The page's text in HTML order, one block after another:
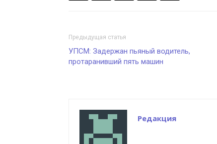
Предыдущая статья
УПСМ: Задержан пьяный водитель,
протаранивший пять машин
Редакция